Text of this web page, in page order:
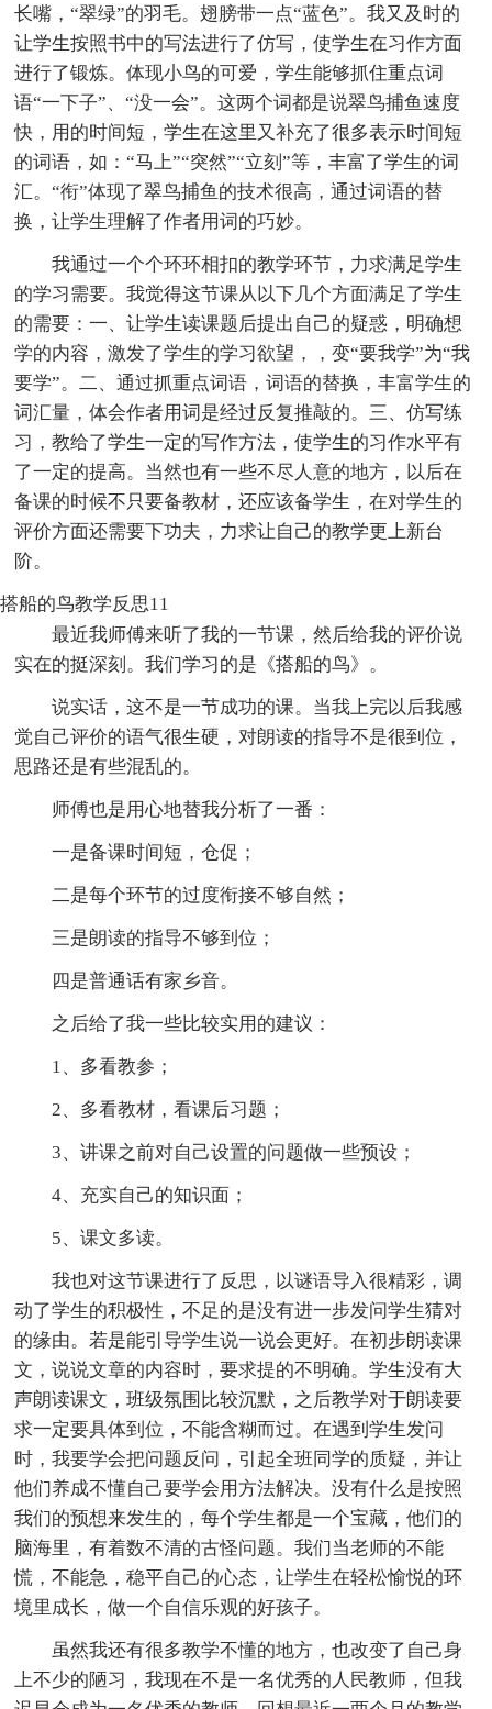
长嘴，“翠绿”的羽毛。翅膀带一点“蓝色”。我又及时的
让学生按照书中的写法进行了仿写，使学生在习作方面
进行了锻炼。体现小鸟的可爱，学生能够抓住重点词
语“一下子”、“没一会”。这两个词都是说翠鸟捕鱼速度
快，用的时间短，学生在这里又补充了很多表示时间短
的词语，如：“马上”“突然”“立刻”等，丰富了学生的词
汇。“衔”体现了翠鸟捕鱼的技术很高，通过词语的替
换，让学生理解了作者用词的巧妙。
我通过一个个环环相扣的教学环节，力求满足学生
的学习需要。我觉得这节课从以下几个方面满足了学生
的需要：一、让学生读课题后提出自己的疑惑，明确想
学的内容，激发了学生的学习欲望，，变“要我学”为“我
要学”。二、通过抓重点词语，词语的替换，丰富学生的
词汇量，体会作者用词是经过反复推敲的。三、仿写练
习，教给了学生一定的写作方法，使学生的习作水平有
了一定的提高。当然也有一些不尽人意的地方，以后在
备课的时候不只要备教材，还应该备学生，在对学生的
评价方面还需要下功夫，力求让自己的教学更上新台
阶。
搭船的鸟教学反思11
最近我师傅来听了我的一节课，然后给我的评价说
实在的挺深刻。我们学习的是《搭船的鸟》。
说实话，这不是一节成功的课。当我上完以后我感
觉自己评价的语气很生硬，对朗读的指导不是很到位，
思路还是有些混乱的。
师傅也是用心地替我分析了一番：
一是备课时间短，仓促；
二是每个环节的过度衔接不够自然；
三是朗读的指导不够到位；
四是普通话有家乡音。
之后给了我一些比较实用的建议：
1、多看教参；
2、多看教材，看课后习题；
3、讲课之前对自己设置的问题做一些预设；
4、充实自己的知识面；
5、课文多读。
我也对这节课进行了反思，以谜语导入很精彩，调
动了学生的积极性，不足的是没有进一步发问学生猜对
的缘由。若是能引导学生说一说会更好。在初步朗读课
文，说说文章的内容时，要求提的不明确。学生没有大
声朗读课文，班级氛围比较沉默，之后教学对于朗读要
求一定要具体到位，不能含糊而过。在遇到学生发问
时，我要学会把问题反问，引起全班同学的质疑，并让
他们养成不懂自己要学会用方法解决。没有什么是按照
我们的预想来发生的，每个学生都是一个宝藏，他们的
脑海里，有着数不清的古怪问题。我们当老师的不能
慌，不能急，稳平自己的心态，让学生在轻松愉悦的环
境里成长，做一个自信乐观的好孩子。
虽然我还有很多教学不懂的地方，也改变了自己身
上不少的陋习，我现在不是一名优秀的人民教师，但我